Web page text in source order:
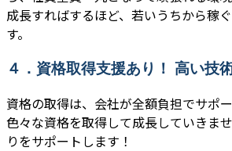
成長すればするほど、若いうちから稼
す。
４．資格取得支援あり！ 高い技
資格の取得は、会社が全額負担でサポー
色々な資格を取得して成長していきま
りをサポートします！